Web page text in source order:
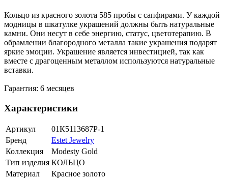
Кольцо из красного золота 585 пробы с сапфирами. У каждой
модницы в шкатулке украшений должны быть натуральные
камни. Они несут в себе энергию, статус, цветотерапию. В
обрамлении благородного металла такие украшения подарят
яркие эмоции. Украшение является инвестицией, так как
вместе с драгоценным металлом используются натуральные
вставки.
Гарантия: 6 месяцев
Характеристики
Артикул
01К5113687Р-1
Бренд
Estet Jewelry
Коллекция
Modesty Gold
Тип изделия КОЛЬЦО
Материал
Красное золото